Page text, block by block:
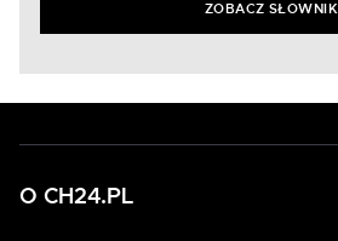
ZOBACZ SŁOWNIK
O CH24.PL